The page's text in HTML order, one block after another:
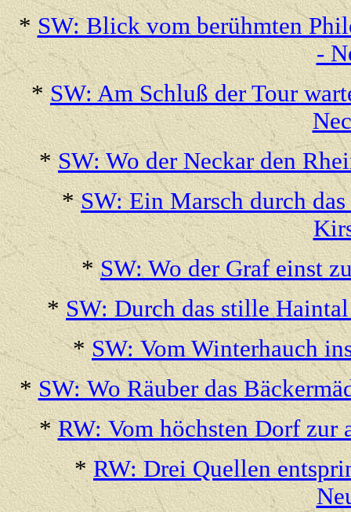
* SW: Blick vom berühmten
-
*SW: Am Schluß der Tour
*SW: Wo der Neckar den
*SW: Ein Marsch durch
*SW: Wo der Graf einst
* SW: Durch das stille
* SW: Vom Winterhauch
*SW: Wo Räuber das
*RW: Vom höchsten Dorf zur
*RW: Drei Quellen